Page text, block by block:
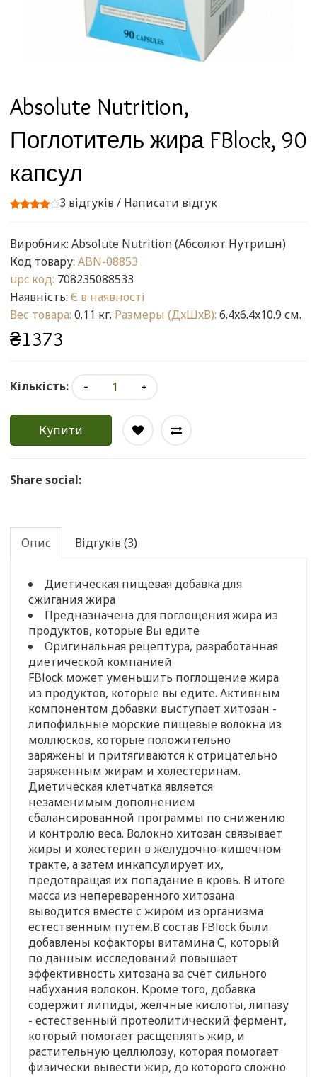
Absolute Nutrition,
Поглотитель жира FBlock, 90
капсул
3 відгуків/ Написати відгук
Виробник: Absolute Nutrition (Абсолют Нутришн)
Код товару: ABN-08853
upc код: 708235088533
Наявність: Є в наявності
Вес товара: 0.11 кг. Размеры (ДxШxВ): 6.4x6.4x10.9 см.
₴1373
Кількість:
Купити
Share social:
Опис Відгуків (3)
Диетическая пищевая добавка для
сжигания жира
Предназначена для поглощения жира из
продуктов, которые Вы едите
Оригинальная рецептура, разработанная
диетической компанией
FBlock может уменьшить поглощение жира
из продуктов, которые вы едите. Активным
компонентом добавки выступает хитозан -
липофильные морские пищевые волокна из
моллюсков, которые положительно
заряжены и притягиваются к отрицательно
заряженным жирам и холестеринам.
Диетическая клетчатка является
незаменимым дополнением
сбалансированной программы по снижению
и контролю веса. Волокно хитозан связывает
жиры и холестерин в желудочно-кишечном
тракте, а затем инкапсулирует их,
предотвращая их попадание в кровь. В итоге
масса из непереваренного хитозана
выводится вместе с жиром из организма
естественным путём.В состав FBlock были
добавлены кофакторы витамина С, который
по данным исследований повышает
эффективность хитозана за счёт сильного
набухания волокон. Кроме того, добавка
содержит липиды, желчные кислоты, липазу
- естественный протеолитический фермент,
который помогает расщеплять жир, и
растительную целлюлозу, которая помогает
физически вывести жир, до которого сложно